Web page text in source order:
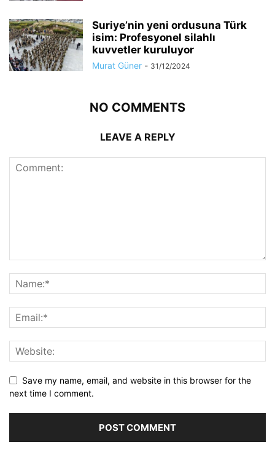
Suriye’nin yeni ordusuna Türk
isim: Profesyonel silahlı
kuvvetler kuruluyor
Murat Güner - 31/12/2024
NO COMMENTS
LEAVE A REPLY
Save my name, email, and website in this browser for the
next time I comment.